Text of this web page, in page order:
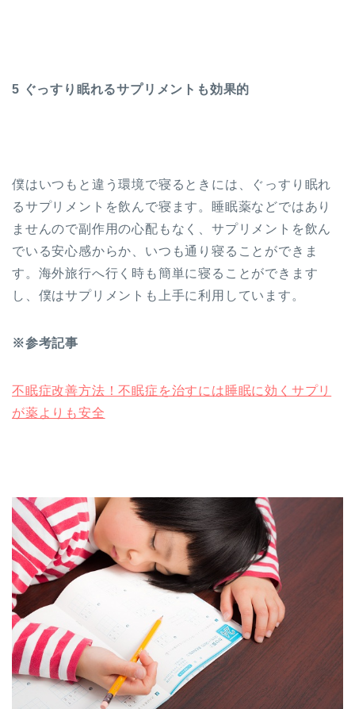
5 ぐっすり眠れるサプリメントも効果的
僕はいつもと違う環境で寝るときには、ぐっすり眠れ
るサプリメントを飲んで寝ます。睡眠薬などではあり
ませんので副作用の心配もなく、サプリメントを飲ん
でいる安心感からか、いつも通り寝ることができま
す。海外旅行へ行く時も簡単に寝ることができます
し、僕はサプリメントも上手に利用しています。
※参考記事
不眠症改善方法！不眠症を治すには睡眠に効くサプリ
が薬よりも安全